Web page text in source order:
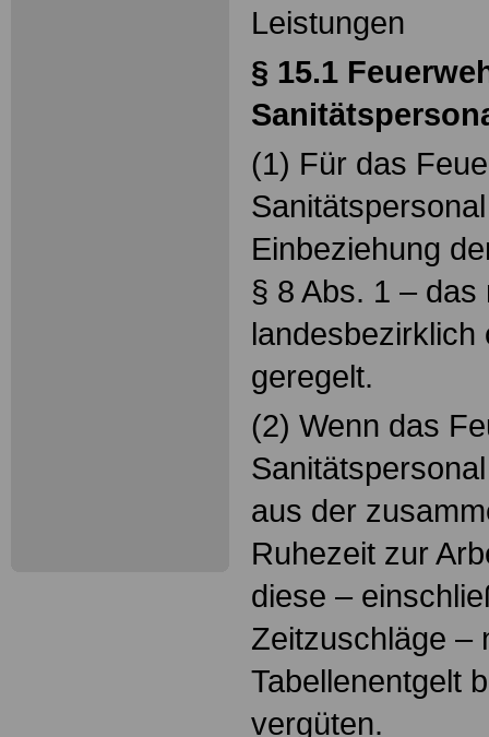
Leistungen
§ 15.1
(1) Für das
Einbeziehung
§ 8 Abs. 1 –
landesbezirklich
geregelt.
(2) Wenn das
aus der
Ruhezeit zur
diese –
Zeitzuschläge –
Tabellenentgelt
vergüten.